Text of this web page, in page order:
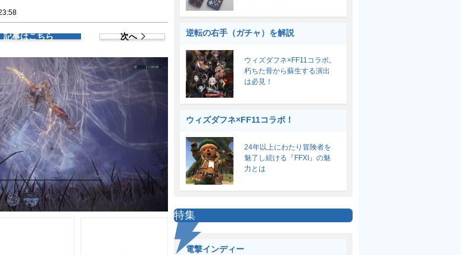
記事はこちら 次へ 逆転の右手（ガチャ）を解説
ウィズダフネ×FF11コラボ。
朽ちた骨から蘇生する演出
は必見！
ウィズダフネ×FF11コラボ！
24年以上にわたり冒険者を
魅了し続ける『FFXI』の魅
力とは
特集
電撃インディー